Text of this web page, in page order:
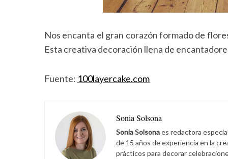
Nos encanta el gran corazón formado de
Esta creativa decoración llena de
Fuente: 100layercake.com
Sonia Solsona
Sonia Solsonaes redactora
de 15 años de experiencia en la
prácticos para decorar